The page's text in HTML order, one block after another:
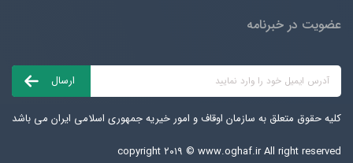
عضویت در خبرنامه
کلیه حقوق متعلق به سازمان اوقاف و امور خیریه جمهوری اسلامی ایران می باشد
copyright ۲۰۱۹ © www.oghaf.irAll right reserved